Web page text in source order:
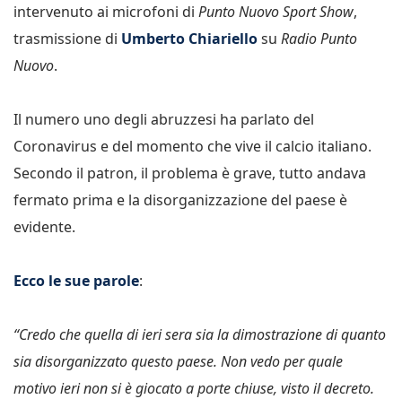
intervenuto ai microfoni di Punto Nuovo Sport Show,
trasmissione di Umberto Chiariellosu Radio Punto
Nuovo.
Il numero uno degli abruzzesi ha parlato del
Coronavirus e del momento che vive il calcio italiano.
Secondo il patron, il problema è grave, tutto andava
fermato prima e la disorganizzazione del paese è
evidente.
Ecco le sue parole:
“Credo che quella di ieri sera sia la dimostrazione di quanto
sia disorganizzato questo paese. Non vedo per quale
motivo ieri non si è giocato a porte chiuse, visto il decreto.